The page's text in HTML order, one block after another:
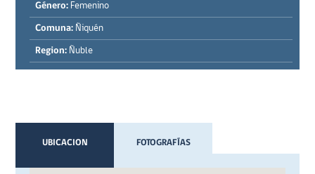
Género: Femenino
Comuna: Ñiquén
Region: Ñuble
UBICACION FOTOGRAFÍAS